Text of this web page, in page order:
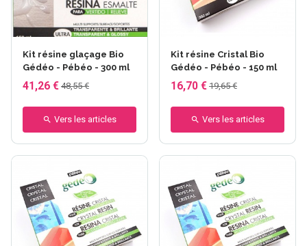
Kit résine glaçage Bio
Gédéo - Pébéo - 300 ml
41,26 € 48,55 €
Vers les articles
Kit résine Cristal Bio
Gédéo - Pébéo - 150 ml
16,70 € 19,65 €
Vers les articles